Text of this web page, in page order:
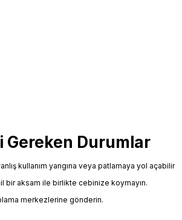
Gereken Durumlar
kullanım yangına veya patlamaya yol açabilir
bir aksam ile birlikte cebinize koymayın.
merkezlerine gönderin.